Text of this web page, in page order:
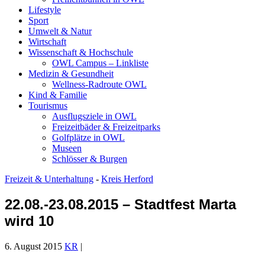
Lifestyle
Sport
Umwelt & Natur
Wirtschaft
Wissenschaft & Hochschule
OWL Campus – Linkliste
Medizin & Gesundheit
Wellness-Radroute OWL
Kind & Familie
Tourismus
Ausflugsziele in OWL
Freizeitbäder & Freizeitparks
Golfplätze in OWL
Museen
Schlösser & Burgen
Freizeit & Unterhaltung - Kreis Herford
22.08.-23.08.2015 – Stadtfest Marta
wird 10
6. August 2015 KR |